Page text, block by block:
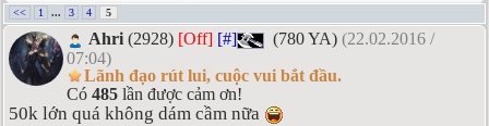
<< 1 ... 3 4 5
Ahri (2928) [Off] [#] (780 YA) (22.02.2016 /
07:04)
Lãnh đạo rút lui, cuộc vui bắt đầu.
Có 485 lần được cảm ơn!
50k lớn quá không dám cầm nữa